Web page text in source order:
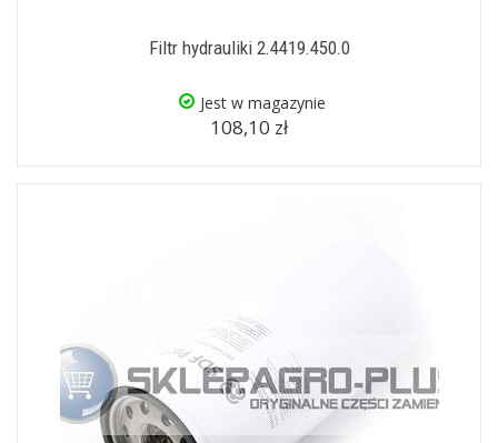
Filtr hydrauliki 2.4419.450.0
Jest w magazynie
108,10 zł